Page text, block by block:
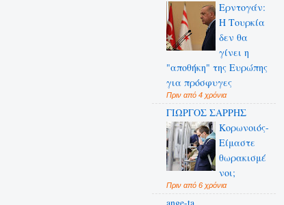
Ερντογάν:
Η Τουρκία
δεν θα
γίνει η
"αποθήκη" της Ευρώπης
για πρόσφυγες
Πριν από 4 χρόνια
ΓΙΩΡΓΟΣ ΣΑΡΡΗΣ
Κορωνοιός-
Είμαστε
θωρακισμέ
νοι;
Πριν από 6 χρόνια
ange-ta